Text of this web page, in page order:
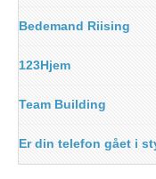
Bedemand Riising
123Hjem
Team Building
Er din telefon gået i